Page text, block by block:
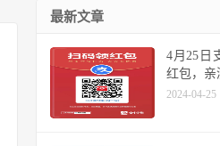
最新文章
4月25日
红包，亲
2024-04-25